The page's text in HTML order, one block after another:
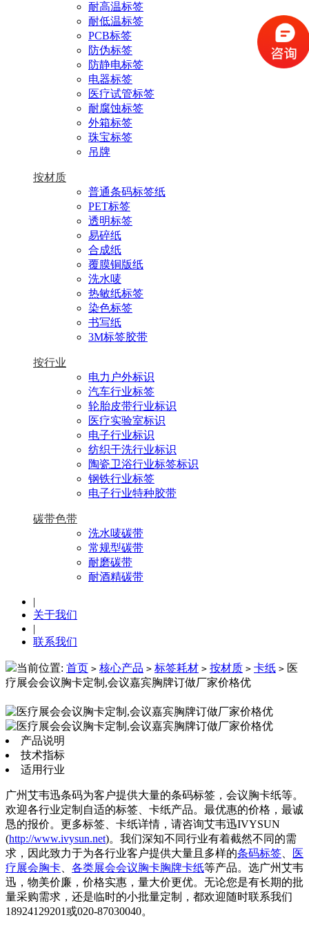
耐高温标签
耐低温标签
PCB标签
防伪标签
防静电标签
电器标签
医疗试管标签
耐腐蚀标签
外箱标签
珠宝标签
吊牌
按材质
普通条码标签纸
PET标签
透明标签
易碎纸
合成纸
覆膜铜版纸
洗水唛
热敏纸标签
染色标签
书写纸
3M标签胶带
按行业
电力户外标识
汽车行业标签
轮胎皮带行业标识
医疗实验室标识
电子行业标识
纺织干洗行业标识
陶瓷卫浴行业标签标识
钢铁行业标签
电子行业特种胶带
碳带色带
洗水唛碳带
常规型碳带
耐磨碳带
耐酒精碳带
|
关于我们
|
联系我们
当前位置: 首页 > 核心产品 > 标签耗材 > 按材质 > 卡纸 > 医
疗展会会议胸卡定制,会议嘉宾胸牌订做厂家价格优
产品说明
技术指标
适用行业
广州艾韦迅条码为客户提供大量的条码标签，会议胸卡纸等。
欢迎各行业定制自适的标签、卡纸产品。最优惠的价格，最诚
恳的报价。更多标签、卡纸详情，请咨询艾韦迅IVYSUN
(http://www.ivysun.net)。我们深知不同行业有着截然不同的需
求，因此致力于为各行业客户提供大量且多样的条码标签、
医
疗展会胸卡、 各类展会会议胸卡胸牌卡纸等产品。选广州艾韦
迅，物美价廉，价格实惠，量大价更优。无论您是有长期的批
量采购需求，还是临时的小批量定制，都欢迎随时联系我们
18924129201或020-87030040。